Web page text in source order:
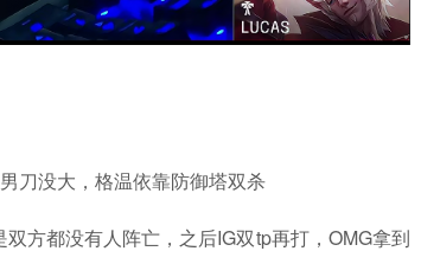
刀没大，格温依靠防御塔双杀
方都没有人阵亡，之后IG双tp再打，OMG拿到